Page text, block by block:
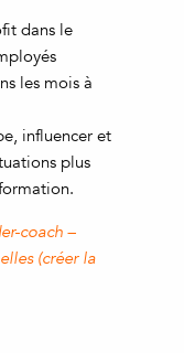
dans le
les mois à
influencer et
plus
coach –
(créer la